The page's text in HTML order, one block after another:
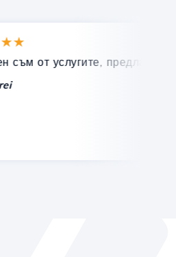
поддръжка.
от услугите, предлагани от